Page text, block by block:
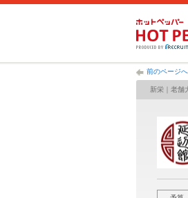
前のページ
新栄｜老舗